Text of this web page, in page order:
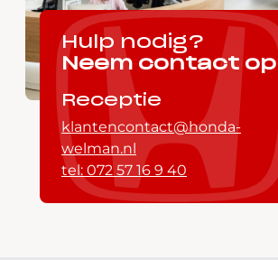
Hulp nodig?
Neem contact op
Receptie
klantencontact@honda-
welman.nl
tel: 072 57 16 9 40